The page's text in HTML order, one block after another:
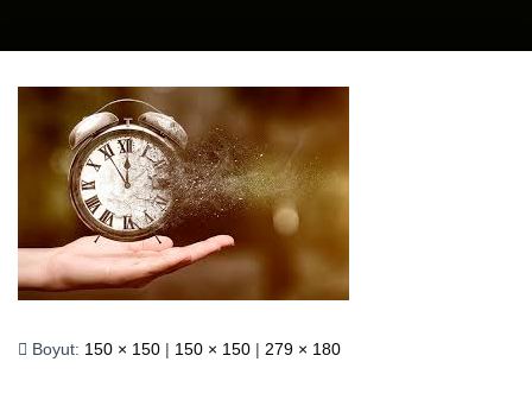
Boyut: 150 × 150 | 150 × 150 | 279 × 180